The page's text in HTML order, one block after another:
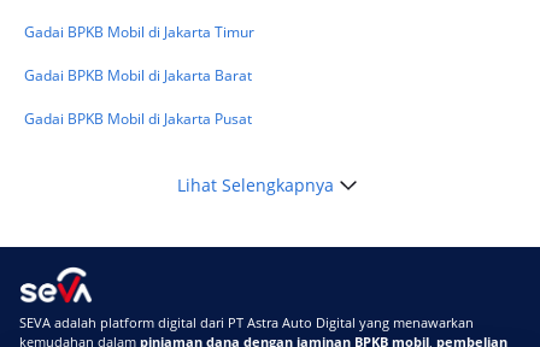
Gadai BPKB Mobil di Jakarta Timur
Gadai BPKB Mobil di Jakarta Barat
Gadai BPKB Mobil di Jakarta Pusat
Lihat Selengkapnya
SEVA adalah platform digital dari PT Astra Auto Digital yang menawarkan
kemudahan dalam pinjaman dana dengan jaminan BPKB mobil, pembelian